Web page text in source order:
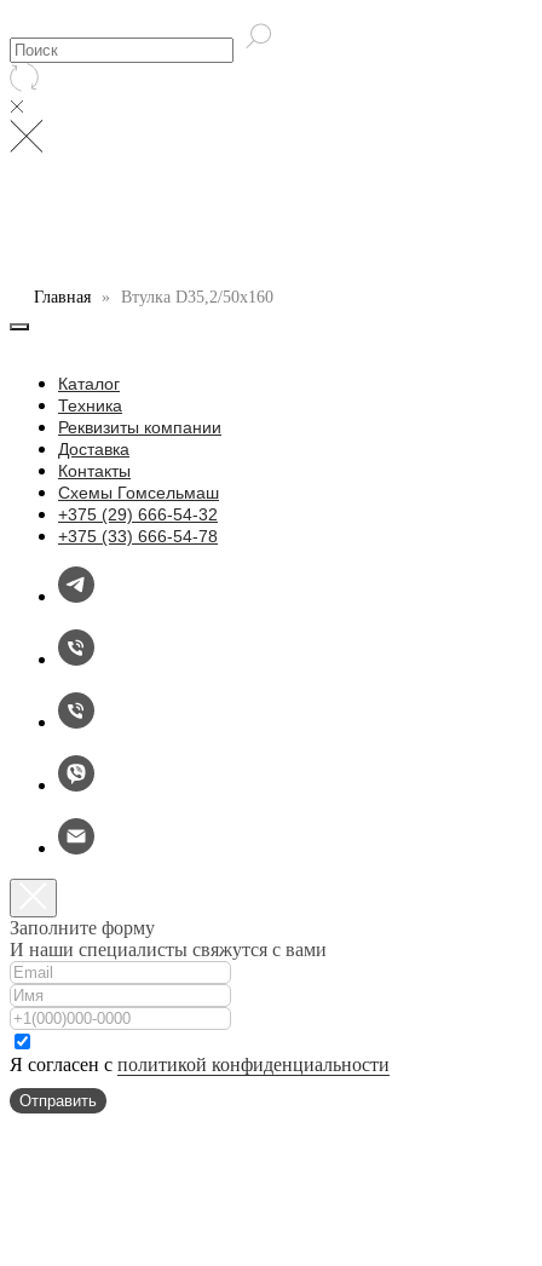
Главная Втулка D35,2/50x160
Каталог
Техника
Реквизиты компании
Доставка
Контакты
Схемы Гомсельмаш
+375 (29) 666-54-32
+375 (33) 666-54-78
Заполните форму
И наши специалисты свяжутся с вами
Я согласен с политикой конфиденциальности
Отправить